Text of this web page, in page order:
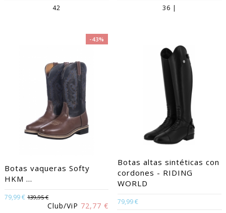
42 36 |
-43%
Botas vaqueras Softy
HKM ...
79,99 € 139,95 €
Club/ViP 72,77 €
Botas altas sintéticas con
cordones - RIDING
WORLD
79,99 €